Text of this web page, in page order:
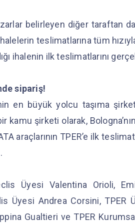
belirleyen diğer taraftan
teslimatlarına tüm
ihalenin ilk teslimatlarını
sipariş!
en büyük yolcu taşıma
kamu şirketi olarak,
araçlarının TPER’e ilk
Üyesi Valentina Orioli,
Üyesi Andrea Corsini, TPER
Gualtieri ve TPER